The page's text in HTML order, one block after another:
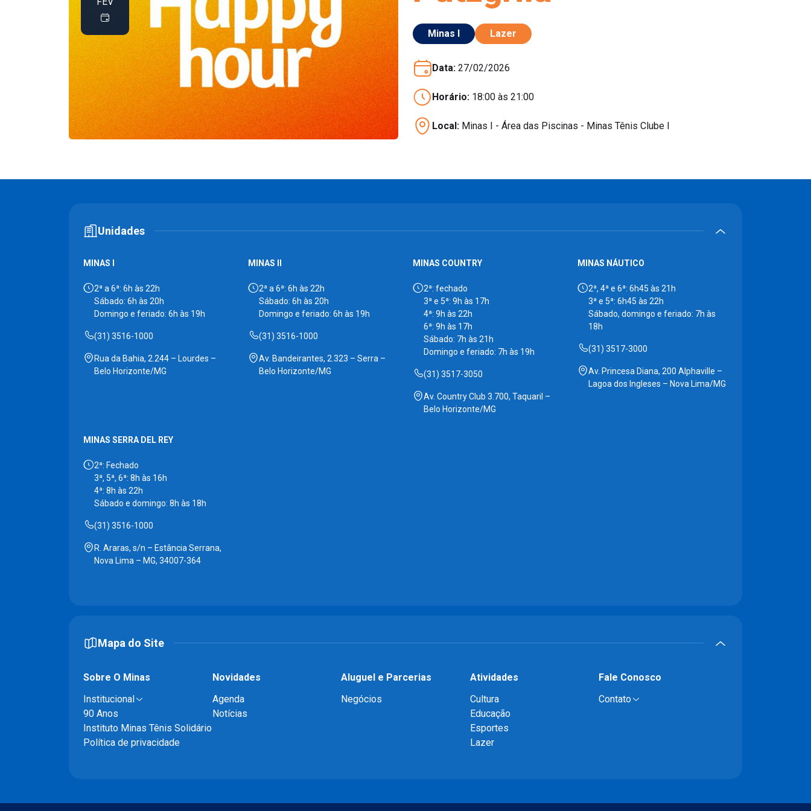
Minas I Lazer
Data: 27/02/2026
Horário: 18:00 às 21:00
Local: Minas I - Área das Piscinas - Minas Tênis Clube I
Unidades
MINAS I
2ª a 6ª: 6h às 22h
Sábado: 6h às 20h
Domingo e feriado: 6h às 19h
(31) 3516-1000
Rua da Bahia, 2.244 – Lourdes –
Belo Horizonte/MG
MINAS II
2ª a 6ª: 6h às 22h
Sábado: 6h às 20h
Domingo e feriado: 6h às 19h
(31) 3516-1000
Av. Bandeirantes, 2.323 – Serra –
Belo Horizonte/MG
MINAS COUNTRY
2ª: fechado
3ª e 5ª: 9h às 17h
4ª: 9h às 22h
6ª: 9h às 17h
Sábado: 7h às 21h
Domingo e feriado: 7h às 19h
(31) 3517-3050
Av. Country Club 3.700, Taquaril –
Belo Horizonte/MG
MINAS NÁUTICO
2ª, 4ª e 6ª: 6h45 às 21h
3ª e 5ª: 6h45 às 22h
Sábado, domingo e feriado: 7h às
18h
(31) 3517-3000
Av. Princesa Diana, 200 Alphaville –
Lagoa dos Ingleses – Nova Lima/MG
MINAS SERRA DEL REY
2ª: Fechado
3ª, 5ª, 6ª: 8h às 16h
4ª: 8h às 22h
Sábado e domingo: 8h às 18h
(31) 3516-1000
R. Araras, s/n – Estância Serrana,
Nova Lima – MG, 34007-364
Mapa do Site
Sobre O Minas
Institucional
90 Anos
Instituto Minas Tênis Solidário
Política de privacidade
Novidades
Agenda
Notícias
Aluguel e Parcerias
Negócios
Atividades
Cultura
Educação
Esportes
Lazer
Fale Conosco
Contato